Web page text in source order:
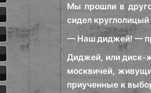
Мы прошли в
сидел
— Наш диджей! —
Диджей, или диск-
москвичей,
приученные к